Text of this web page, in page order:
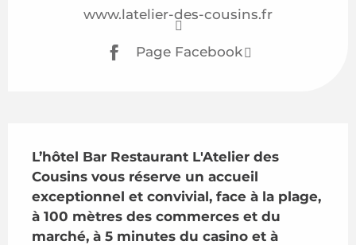
www.latelier-des-cousins.fr
Page Facebook
L’hôtel Bar Restaurant L'Atelier des
Cousins vous réserve un accueil
exceptionnel et convivial, face à la plage,
à 100 mètres des commerces et du
marché, à 5 minutes du casino et à